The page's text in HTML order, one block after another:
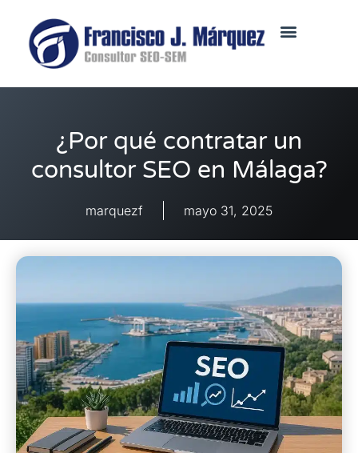
¿Por qué contratar un
consultor SEO en Málaga?
marquezf mayo 31, 2025